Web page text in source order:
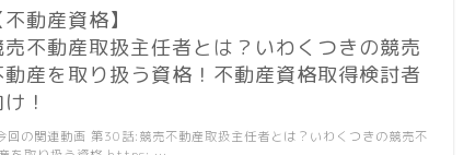
動産資格】
売不動産取扱主任者とは？いわくつきの競売
動産を取り扱う資格！不動産資格取得検討者
！
回の関連動画 第30話:競売不動産取扱主任者とは？いわくつきの競売不